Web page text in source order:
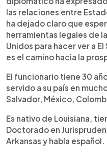
las relaciones entre
ha dejado claro que
herramientas legales de
Unidos para hacer ver a
es el camino hacia la
El funcionario tiene 30
servido a su país en
Salvador, México,
Es nativo de Louisiana,
Doctorado en
Arkansas y habla español.